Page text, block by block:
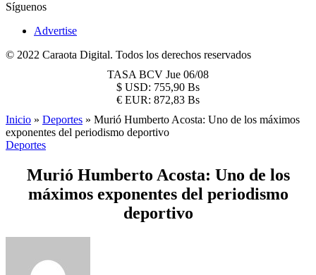
Síguenos
Advertise
© 2022 Caraota Digital. Todos los derechos reservados
TASA BCV Jue 06/08
$ USD: 755,90 Bs
€ EUR: 872,83 Bs
Inicio » Deportes » Murió Humberto Acosta: Uno de los máximos
exponentes del periodismo deportivo
Deportes
Murió Humberto Acosta: Uno de los
máximos exponentes del periodismo
deportivo